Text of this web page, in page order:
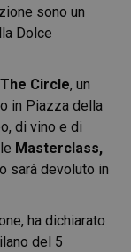
sono un
Dolce
The Circle, un
in Piazza della
di vino e di
Masterclass,
sarà devoluto in
ha dichiarato
del 5